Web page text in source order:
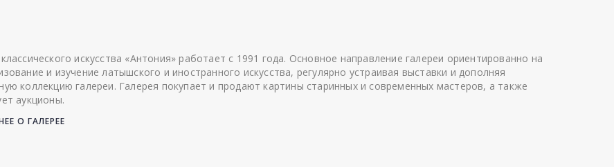
искусства «Антония» работает с 1991 года. Основное направление галереи ориентированно на
и изучение латышского и иностранного искусства, регулярно устраивая выставки и дополняя
коллекцию галереи. Галерея покупает и продают картины старинных и современных мастеров, а также
аукционы.
О ГАЛЕРЕЕ